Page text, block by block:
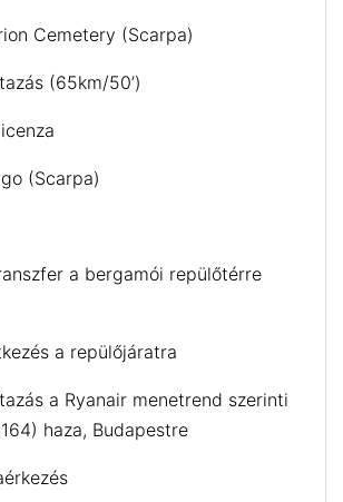
Cemetery (Scarpa)
(65km/50’)
(Scarpa)
a bergamói repülőtérre
a repülőjáratra
a Ryanair menetrend szerinti
haza, Budapestre